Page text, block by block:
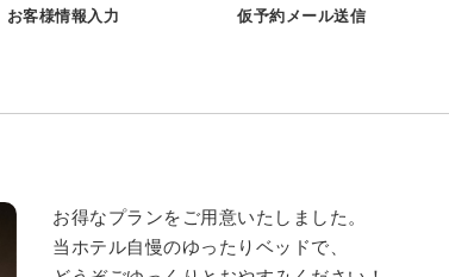
お客様情報入力 仮予約メール送信
お得なプランをご用意いたしました。
当ホテル自慢のゆったりベッドで、